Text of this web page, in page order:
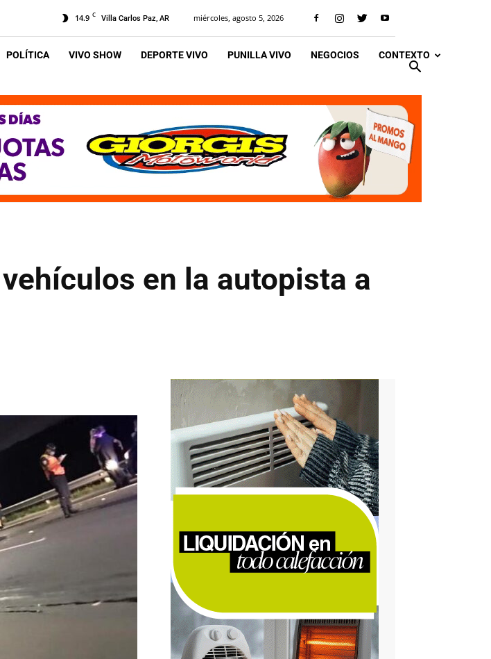
14.9 C Villa Carlos Paz, AR miércoles, agosto 5, 2026
POLÍTICA VIVO SHOW DEPORTE VIVO PUNILLA VIVO NEGOCIOS CONTEXTO
en la autopista a